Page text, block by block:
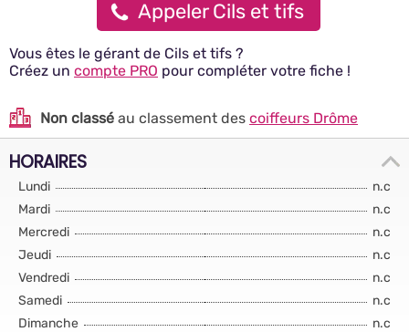
Appeler Cils et tifs
Vous êtes le gérant de Cils et tifs ?
Créez un compte PRO pour compléter votre fiche !
Non classé au classement des coiffeurs Drôme
HORAIRES
Lundi
n.c
Mardi
n.c
Mercredi
n.c
Jeudi
n.c
Vendredi
n.c
Samedi
n.c
Dimanche
n.c